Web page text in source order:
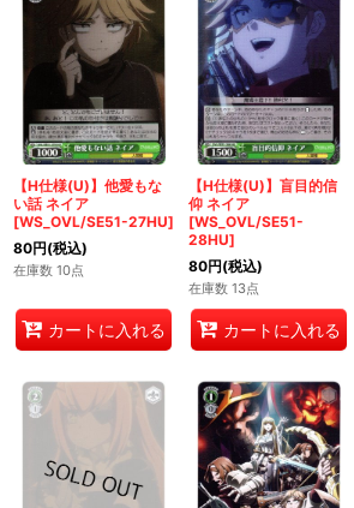
【H仕様(U)】他愛もな
い話 ネイア
[WS_OVL/SE51-27HU]
80円(税込)
在庫数 10点
カートに入れる
【H仕様(U)】盲目的信
仰 ネイア
[WS_OVL/SE51-
28HU]
80円(税込)
在庫数 13点
カートに入れる